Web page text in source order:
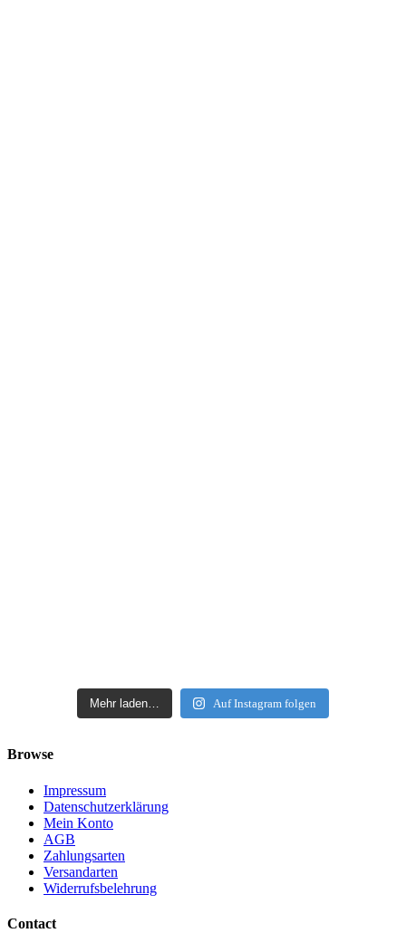
Mehr laden… Auf Instagram folgen
Browse
Impressum
Datenschutzerklärung
Mein Konto
AGB
Zahlungsarten
Versandarten
Widerrufsbelehrung
Contact